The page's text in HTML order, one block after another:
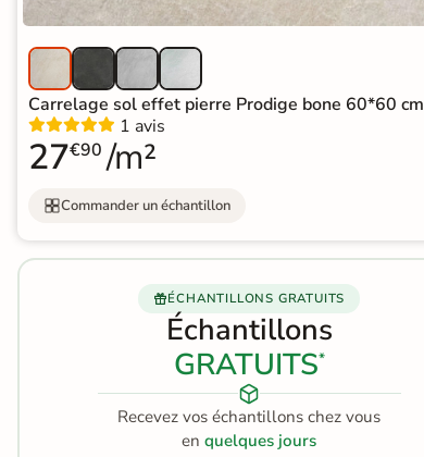
Terre
tomette
Parement
intérieur
Carrelage très
Carrelage sol effet pierre Prodige bone 60*60 cm
1 avis
27€90 /m²
Commander un échantillon
ÉCHANTILLONS GRATUITS
Échantillons
GRATUITS*
Recevez vos échantillons chez vous
enquelques jours